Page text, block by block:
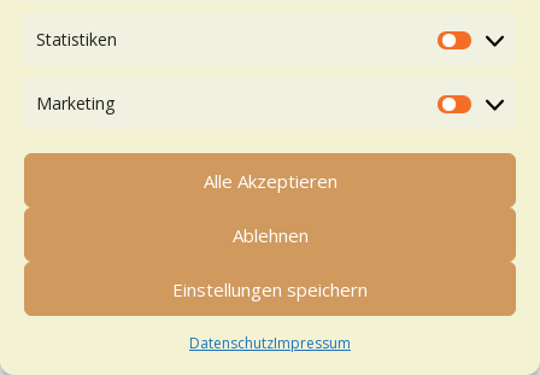
Statistiken
Marketing
Alle Akzeptieren
Ablehnen
Einstellungen speichern
DatenschutzImpressum